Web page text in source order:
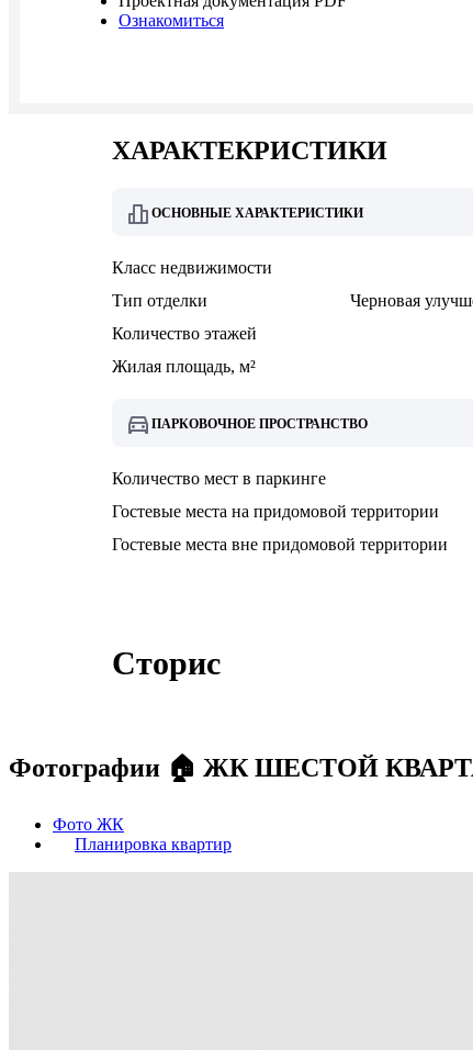
Ознакомиться
ХАРАКТЕКРИСТИКИ
ОСНОВНЫЕ ХАРАКТЕРИСТИКИ
Класс недвижимости
Тип отделки
Черновая
Количество этажей
Жилая площадь, м²
ПАРКОВОЧНОЕ ПРОСТРАНСТВО
Количество мест в паркинге
Гостевые места на придомовой территории
Гостевые места вне придомовой территории
Сторис
Фотографии 🏠 ЖК ШЕСТОЙ
Фото ЖК
Планировка квартир